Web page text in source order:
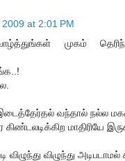
at 2:01 PM
முகம்
வந்தால் நல்ல
மாதிரியே
விழுந்து விழுந்து அடிபடாமல்